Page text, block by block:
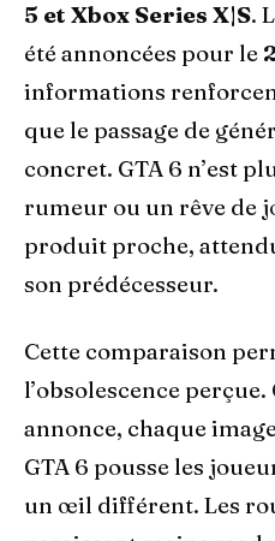
5 et Xbox Series X|S.
été annoncées pour le
informations
que le passage de
concret. GTA 6 n’est
rumeur ou un rêve de
produit proche,
son prédécesseur.
Cette comparaison
l’obsolescence
annonce, chaque
GTA 6 pousse les
un œil différent. Les